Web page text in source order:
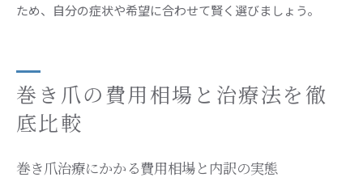
ため、自分の症状や希望に合わせて賢く選びましょう。
巻き爪の費用相場と治療法を徹
底比較
巻き爪治療にかかる費用相場と内訳の実態